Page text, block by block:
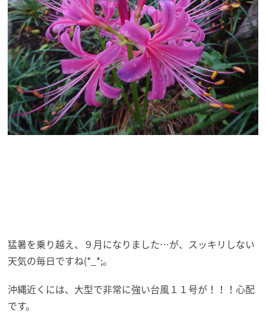
猛暑を乗り越え、９月になりました…が、スッキリしない
天気の毎日ですね(*_*;。
沖縄近くには、大型で非常に強い台風１１号が！！！心配
です。